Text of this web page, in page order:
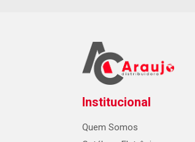
Institucional
Quem Somos